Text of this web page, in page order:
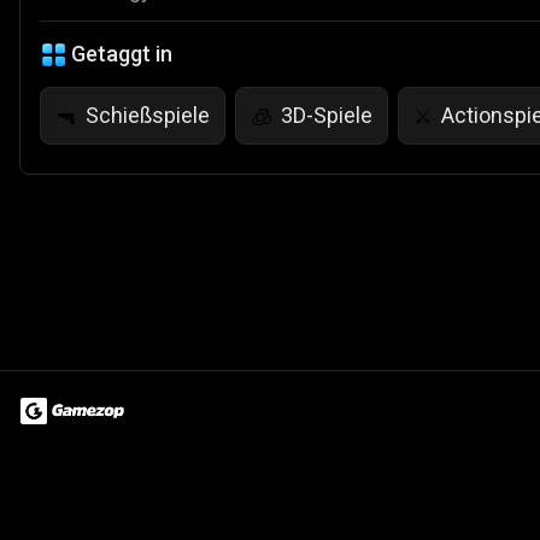
Getaggt in
🔫 Schießspiele 🧊 3D-Spiele ⚔️